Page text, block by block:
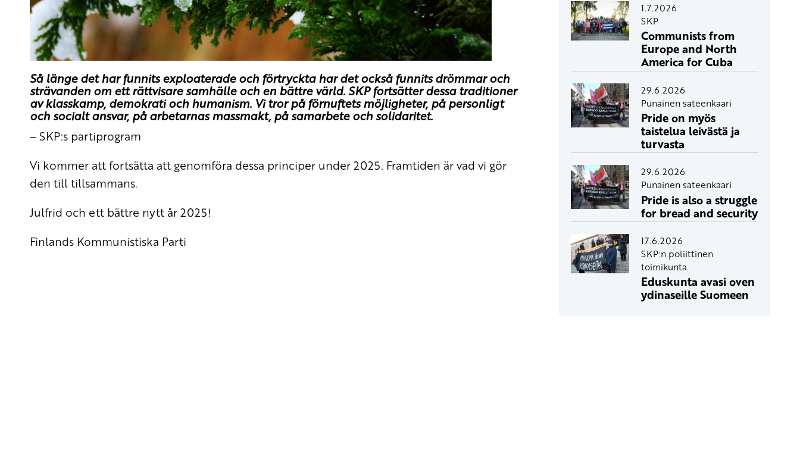
Så länge det har funnits exploaterade och förtryckta har det också funnits drömmar och
strävanden om ett rättvisare samhälle och en bättre värld. SKP fortsätter dessa traditioner
av klasskamp, demokrati och humanism. Vi tror på förnuftets möjligheter, på personligt
och socialt ansvar, på arbetarnas massmakt, på samarbete och solidaritet.
– SKP:s partiprogram
Vi kommer att fortsätta att genomföra dessa principer under 2025. Framtiden är vad vi gör
den till tillsammans.
Julfrid och ett bättre nytt år 2025!
Finlands Kommunistiska Parti
1.7.2026
SKP
Communists from
Europe and North
America for Cuba
29.6.2026
Punainen sateenkaari
Pride on myös
taistelua leivästä ja
turvasta
29.6.2026
Punainen sateenkaari
Pride is also a struggle
for bread and security
17.6.2026
SKP:n poliittinen
toimikunta
Eduskunta avasi oven
ydinaseille Suomeen